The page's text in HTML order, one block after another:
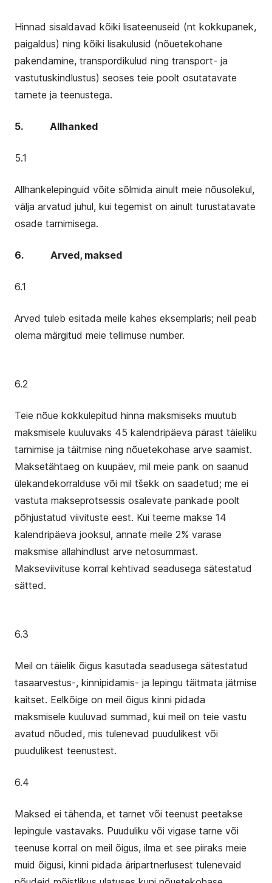
Hinnad sisaldavad kõiki lisateenuseid (nt kokkupanek,
paigaldus) ning kõiki lisakulusid (nõuetekohane
pakendamine, transpordikulud ning transport- ja
vastutuskindlustus) seoses teie poolt osutatavate
tarnete ja teenustega.
5. Allhanked
5.1
Allhankelepinguid võite sõlmida ainult meie nõusolekul,
välja arvatud juhul, kui tegemist on ainult turustatavate
osade tarnimisega.
6. Arved, maksed
6.1
Arved tuleb esitada meile kahes eksemplaris; neil peab
olema märgitud meie tellimuse number.
6.2
Teie nõue kokkulepitud hinna maksmiseks muutub
maksmisele kuuluvaks 45 kalendripäeva pärast täieliku
tarnimise ja täitmise ning nõuetekohase arve saamist.
Maksetähtaeg on kuupäev, mil meie pank on saanud
ülekandekorralduse või mil tšekk on saadetud; me ei
vastuta makseprotsessis osalevate pankade poolt
põhjustatud viivituste eest. Kui teeme makse 14
kalendripäeva jooksul, annate meile 2% varase
maksmise allahindlust arve netosummast.
Makseviivituse korral kehtivad seadusega sätestatud
sätted.
6.3
Meil on täielik õigus kasutada seadusega sätestatud
tasaarvestus-, kinnipidamis- ja lepingu täitmata jätmise
kaitset. Eelkõige on meil õigus kinni pidada
maksmisele kuuluvad summad, kui meil on teie vastu
avatud nõuded, mis tulenevad puudulikest või
puudulikest teenustest.
6.4
Maksed ei tähenda, et tarnet või teenust peetakse
lepingule vastavaks. Puuduliku või vigase tarne või
teenuse korral on meil õigus, ilma et see piiraks meie
muid õigusi, kinni pidada äripartnerlusest tulenevaid